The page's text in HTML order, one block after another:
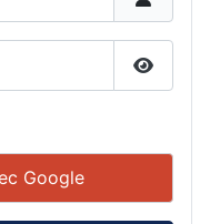
Google